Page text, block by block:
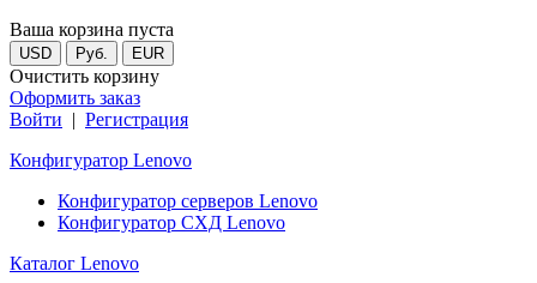
Ваша корзина пуста
USD Руб. EUR
Очистить корзину
Оформить заказ
Войти | Регистрация
Конфигуратор Lenovo
Конфигуратор серверов Lenovo
Конфигуратор СХД Lenovo
Каталог Lenovo